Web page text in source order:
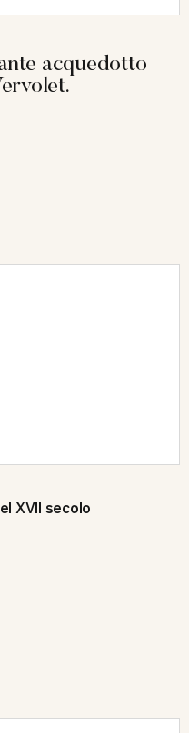
acquedotto
XVII secolo